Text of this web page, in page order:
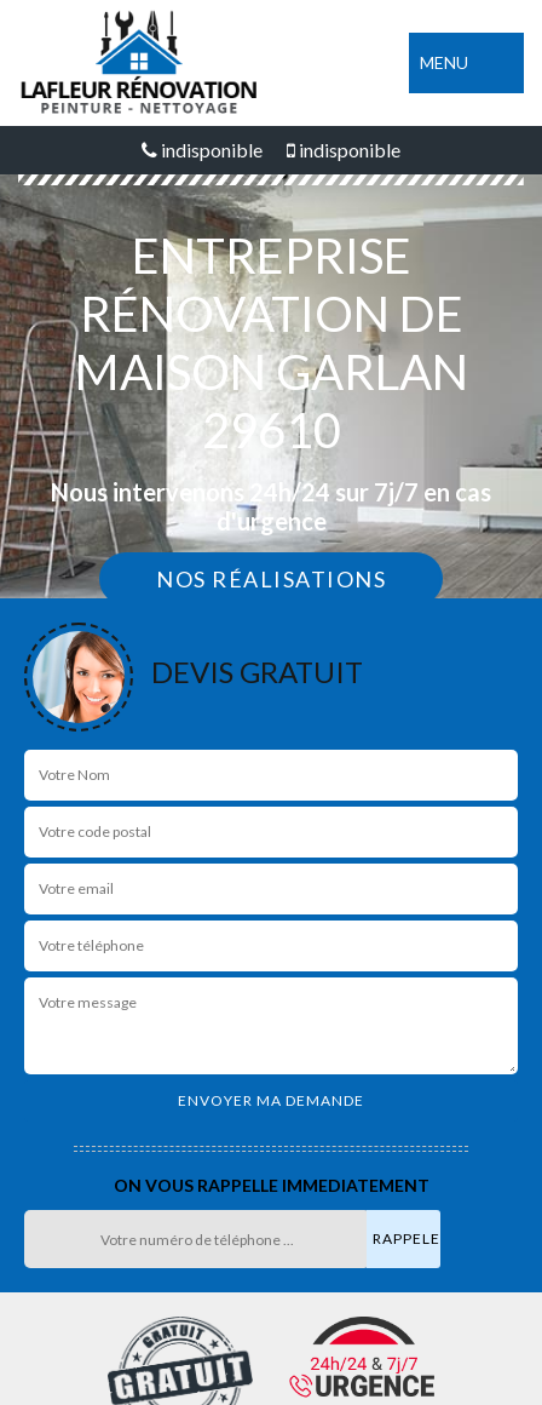
MENU
indisponible indisponible
ENTREPRISE
RÉNOVATION DE
MAISON GARLAN
29610
Nous intervenons 24h/24 sur 7j/7 en cas
d'urgence
NOS RÉALISATIONS
DEVIS GRATUIT
ON VOUS RAPPELLE IMMEDIATEMENT